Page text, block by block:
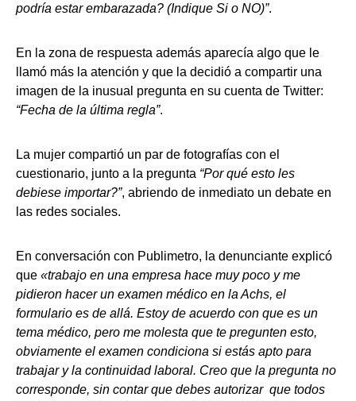
podría estar embarazada? (Indique Si o NO)”.
En la zona de respuesta además aparecía algo que le
llamó más la atención y que la decidió a compartir una
imagen de la inusual pregunta en su cuenta de Twitter:
“Fecha de la última regla”.
La mujer compartió un par de fotografías con el
cuestionario, junto a la pregunta “Por qué esto les
debiese importar?”, abriendo de inmediato un debate en
las redes sociales.
En conversación con Publimetro, la denunciante explicó
que «trabajo en una empresa hace muy poco y me
pidieron hacer un examen médico en la Achs, el
formulario es de allá. Estoy de acuerdo con que es un
tema médico, pero me molesta que te pregunten esto,
obviamente el examen condiciona si estás apto para
trabajar yla continuidad laboral. Creo que la pregunta no
corresponde, sin contar que debes autorizar que todos